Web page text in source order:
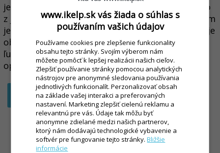
jednoduché ovládanie a správu hotovosti priamo
z jedného zariadenia. Ďalším užitočným doplnkom
je možnosť pripojenia skenera. To nielen zrýchľuje
obsluhu zákazníkov, ale taktiež znižuje riziko
ľudských chýb a zlepšuje presnosť skladových
operácií.
VYŽIADAŤ NEZÁVÄZNÚ PONUKU
www.ikelp.sk vás žiada o súhlas s
používaním vašich údajov
Používame cookies pre zlepšenie funkcionality
obsahu tejto stránky. Svojím výberom nám
môžete pomôcť k lepšej realizácii našich cieľov.
Zlepšiť používanie stránky pomocou analytických
nástrojov pre anonymné sledovania používania
jednotlivých funkcionalít. Perzonalizovať obsah
na základe vašej interakci a preferovaných
nastavení. Marketing zlepšiť cielenú reklamu a
relevantnú pre vás. Údaje tak môžu byť
anonymne zdielané medzi našich partnerov,
ktorý nám dodávajú technologické vybavenie a
softvér pre fungovanie tejto stránky.Bližšie
informácie